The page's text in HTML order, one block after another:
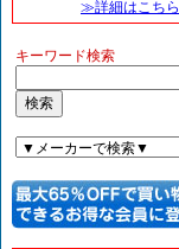
≫詳細はこちら
キーワード検索